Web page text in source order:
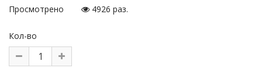
Просмотрено
4926 раз.
Кол-во